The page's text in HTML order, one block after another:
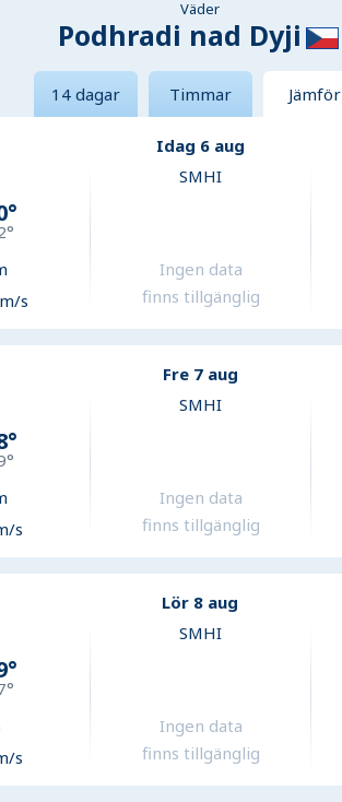
Väder
Podhradi nad Dyji
14 dagar Timmar Jämför
Idag 6 aug
°
°
s
SMHI
Ingen data
finns tillgänglig
Fre 7 aug
°
°
s
SMHI
Ingen data
finns tillgänglig
Lör 8 aug
°
°
s
SMHI
Ingen data
finns tillgänglig